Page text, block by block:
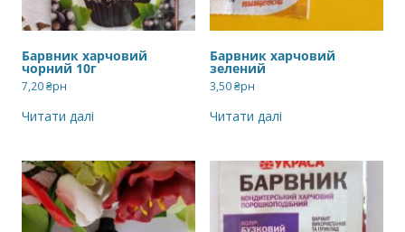
Барвник харчовий
чорний 10г
7,20₴рн
Читати далі
Барвник харчовий
зелений
3,50₴рн
Читати далі